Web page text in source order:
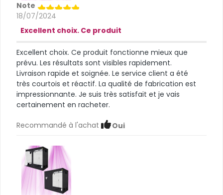
Note
18/07/2024
Excellent choix. Ce produit
Excellent choix. Ce produit fonctionne mieux que
prévu. Les résultats sont visibles rapidement.
Livraison rapide et soignée. Le service client a été
très courtois et réactif. La qualité de fabrication est
impressionnante. Je suis très satisfait et je vais
certainement en racheter.
Recommandé à l'achat Oui